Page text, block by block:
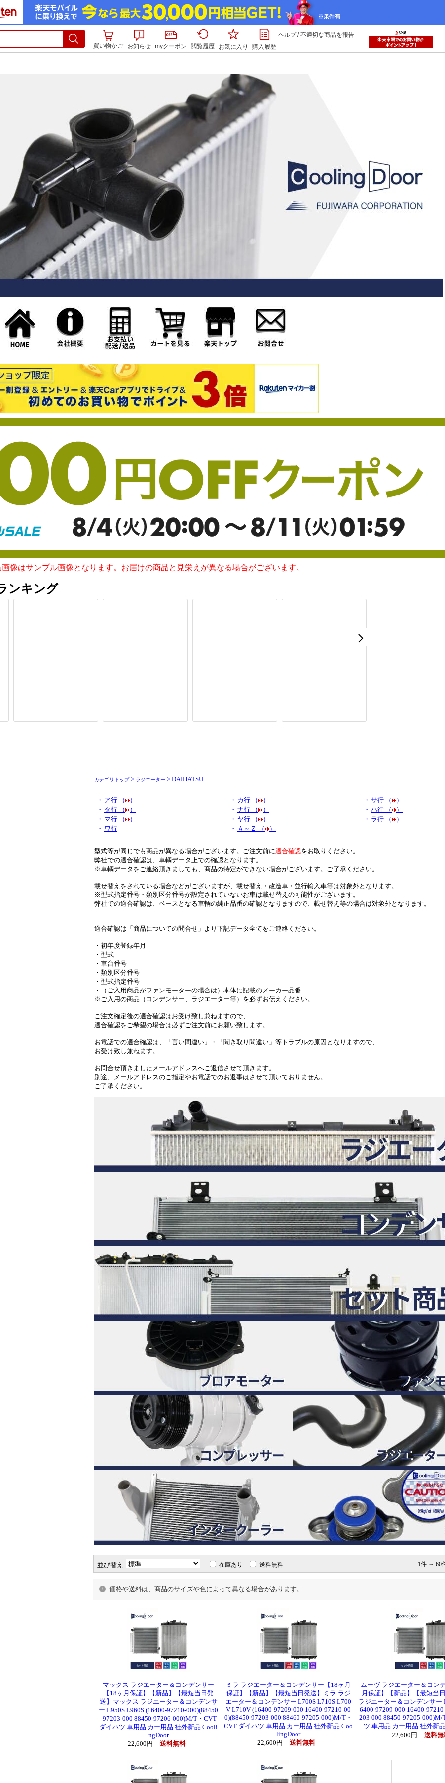
買い物かご お知らせ myクーポン 閲覧履歴 お気に入り 購入履歴
ヘルプ/不適切な商品を報告
画像はサンプル画像となります。お届けの商品と見栄えが異なる場合がございます。
カテゴリトップ> ラジエーター > DAIHATSU
・ ア行 （ ） ・ カ行 （ ） ・ サ行 （
）
・ タ行 （ ） ・ ナ行 （ ） ・ ハ行 （
）
・ マ行 （ ） ・ ヤ行 （ ） ・ ラ行 （
）
・ ワ行 ・ Ａ～Ｚ （ ）
型式等が同じでも商品が異なる場合がございます。ご注文前に適合確認をお取りください。
弊社での適合確認は、車輌データ上での確認となります。
※車輌データをご連絡頂きましても、商品の特定ができない場合がございます。ご了承ください。
載せ替えをされている場合などがございますが、載せ替え・改造車・並行輸入車等は対象外となります。
※型式指定番号・類別区分番号が設定されていないお車は載せ替えの可能性がございます。
弊社での適合確認は、ベースとなる車輌の純正品番の確認となりますので、載せ替え等の場合は対象外となります。
適合確認は「商品についての問合せ」より下記データ全てをご連絡ください。
・初年度登録年月
・型式
・車台番号
・類別区分番号
・型式指定番号
・（ご入用商品がファンモーターの場合は）本体に記載のメーカー品番
※ご入用の商品（コンデンサー、ラジエーター等）を必ずお伝えください。
ご注文確定後の適合確認はお受け致し兼ねますので、
適合確認をご希望の場合は必ずご注文前にお願い致します。
お電話での適合確認は、「言い間違い」・「聞き取り間違い」等トラブルの原因となりますので、
お受け致し兼ねます。
お問合せ頂きましたメールアドレスへご返信させて頂きます。
別途、メールアドレスのご指定やお電話でのお返事はさせて頂いておりません。
ご了承ください。
並び替え 在庫あり 送料無料 1件 ～ 60
価格や送料は、商品のサイズや色によって異なる場合があります。
マックス ラジエーター＆コンデンサー
【18ヶ月保証】【新品】【最短当日発
送】マックス ラジエーター＆コンデンサ
ー L950S L960S (16400-97210-000)(88450
-97203-000 88450-97206-000)M/T・CVT
ダイハツ 車用品 カー用品 社外新品 Cooli
ngDoor
22,600円
送料無料
ミラ ラジエーター＆コンデンサー【18ヶ月
保証】【新品】【最短当日発送】ミラ ラジ
エーター＆コンデンサー L700S L710S L700
V L710V (16400-97209-000 16400-97210-00
0)(88450-97203-000 88460-97205-000)M/T・
CVT ダイハツ 車用品 カー用品 社外新品 Coo
lingDoor
22,600円
送料無料
ムーヴ ラジエーター＆コン
月保証】【新品】【最短当
ラジエーター＆コンデンサー
6400-97209-000 16400-
203-000 88450-97205-
ツ 車用品 カー用品 社外新
22,600円
送料無